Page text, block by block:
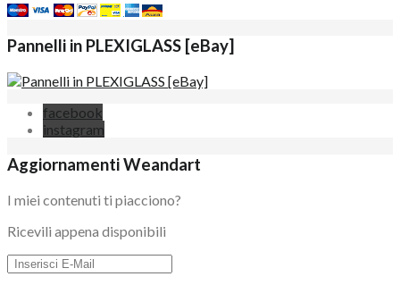
Pannelli in PLEXIGLASS [eBay]
facebook
instagram
Aggiornamenti Weandart
I miei contenuti ti piacciono?
Ricevili appena disponibili